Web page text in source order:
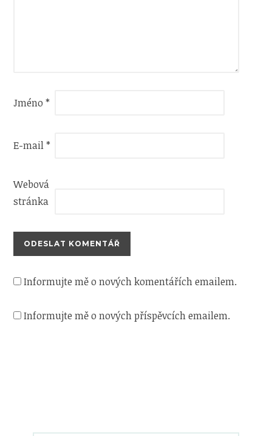
Jméno*
E-mail*
Webová
stránka
Informujte mě o nových komentářích emailem.
Informujte mě o nových příspěvcích emailem.